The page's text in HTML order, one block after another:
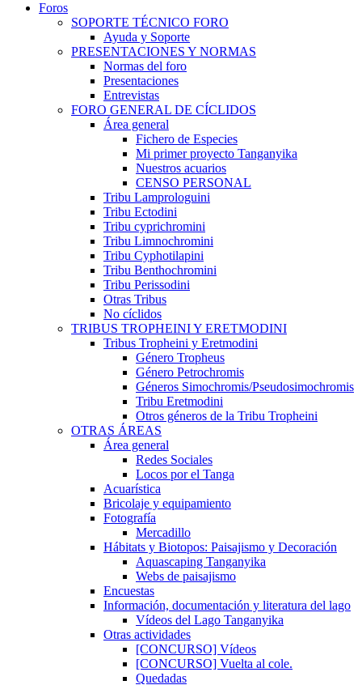
Foros
SOPORTE TÉCNICO FORO
Ayuda y Soporte
PRESENTACIONES Y NORMAS
Normas del foro
Presentaciones
Entrevistas
FORO GENERAL DE CÍCLIDOS
Área general
Fichero de Especies
Mi primer proyecto Tanganyika
Nuestros acuarios
CENSO PERSONAL
Tribu Lamprologuini
Tribu Ectodini
Tribu cyprichromini
Tribu Limnochromini
Tribu Cyphotilapini
Tribu Benthochromini
Tribu Perissodini
Otras Tribus
No cíclidos
TRIBUS TROPHEINI Y ERETMODINI
Tribus Tropheini y Eretmodini
Género Tropheus
Género Petrochromis
Géneros Simochromis/Pseudosimochromis
Tribu Eretmodini
Otros géneros de la Tribu Tropheini
OTRAS ÁREAS
Área general
Redes Sociales
Locos por el Tanga
Acuarística
Bricolaje y equipamiento
Fotografía
Mercadillo
Hábitats y Biotopos: Paisajismo y Decoración
Aquascaping Tanganyika
Webs de paisajismo
Encuestas
Información, documentación y literatura del lago
Vídeos del Lago Tanganyika
Otras actividades
[CONCURSO] Vídeos
[CONCURSO] Vuelta al cole.
Quedadas